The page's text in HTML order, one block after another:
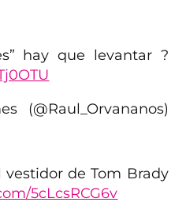
hay que levantar ?
(@Raul_Orvananos)
de Tom Brady
5cLcsRCG6v